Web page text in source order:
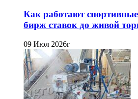
Как работают
бирж ставок до живой
09 Июл 2026г